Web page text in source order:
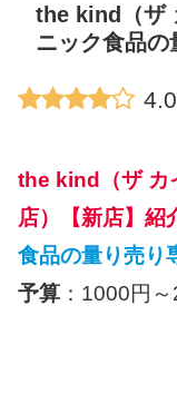
the kind（ザ
ニック食品の
4.0
the kind（ザ カ
店）【新店】紹
食品の量り売り
予算 ：1000円